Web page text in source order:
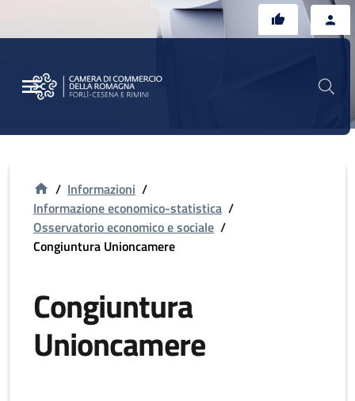
/ Informazioni /
Informazione economico-statistica /
Osservatorio economico e sociale /
Congiuntura Unioncamere
Congiuntura
Unioncamere